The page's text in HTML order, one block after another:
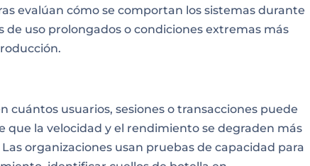
evalúan cómo se comportan los sistemas durante
de uso prolongados o condiciones extremas más
cuántos usuarios, sesiones o transacciones puede
que la velocidad y el rendimiento se degraden más
organizaciones usan pruebas de capacidad para